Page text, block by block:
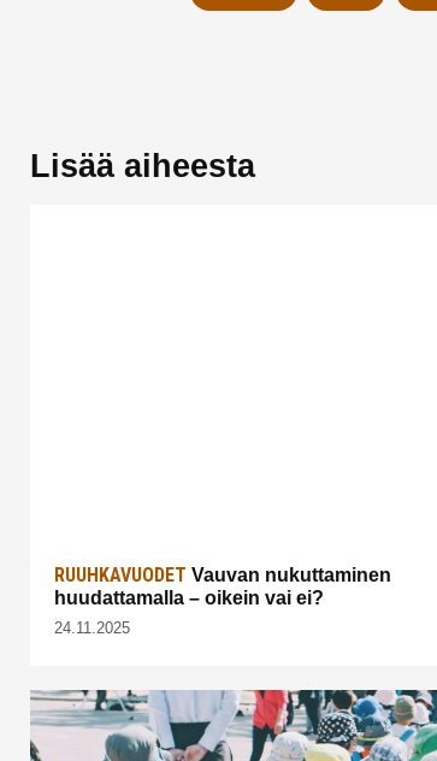
Lisää aiheesta
RUUHKAVUODET Vauvan nukuttaminen
huudattamalla – oikein vai ei?
24.11.2025